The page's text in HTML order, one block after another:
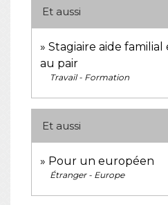
Et aussi
Stagiaire aide
au pair
Travail - Formation
Et aussi
Pour un européen
Étranger - Europe